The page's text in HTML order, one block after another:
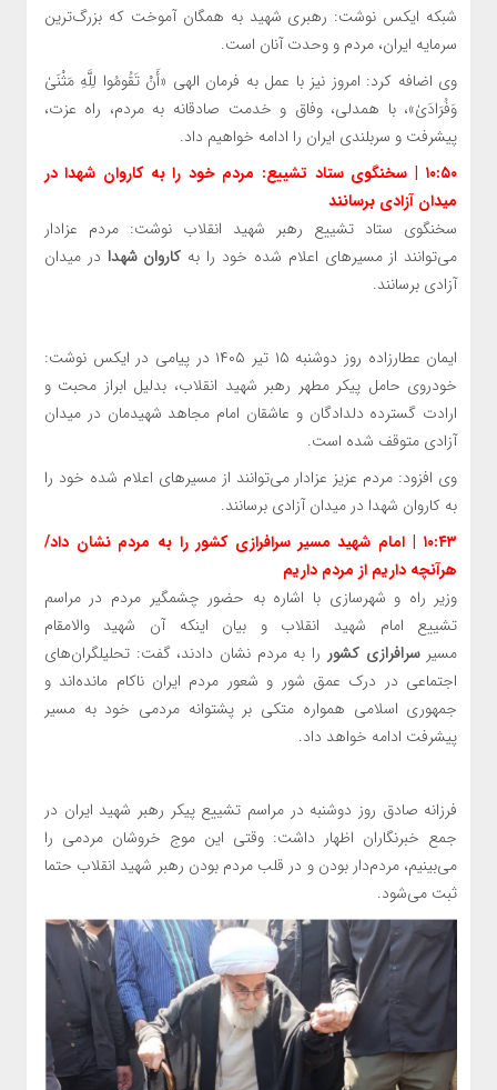
شبکه ایکس نوشت: رهبری شهید به همگان آموخت که بزرگ‌ترین
سرمایه ایران، مردم و وحدت آنان است.
وی اضافه کرد: امروز نیز با عمل به فرمان الهی «أَنْ تَقُومُوا لِلَّهِ مَثْنَیٰ
وَفُرَادَیٰ»، با همدلی، وفاق و خدمت صادقانه به مردم، راه عزت،
پیشرفت و سربلندی ایران را ادامه خواهیم داد.
۱۰:۵۰ | سخنگوی ستاد تشییع: مردم خود را به کاروان شهدا در
میدان آزادی برسانند
سخنگوی ستاد تشییع رهبر شهید انقلاب نوشت: مردم عزادار
می‌توانند از مسیرهای اعلام شده خود را به کاروان شهدا در میدان
آزادی برسانند.
‌ایمان عطارزاده روز دوشنبه ۱۵ تیر ۱۴۰۵ در پیامی در ایکس نوشت:
‌خودروی حامل پیکر مطهر رهبر شهید انقلاب، بدلیل ابراز محبت و
ارادت گسترده دلدادگان و عاشقان امام‌ مجاهد شهیدمان در میدان
آزادی متوقف شده است.
وی افزود: مردم عزیز عزادار می‌توانند از مسیرهای اعلام شده خود را
به کاروان شهدا در میدان آزادی برسانند.
۱۰:۴۳ | امام شهید مسیر سرافرازی کشور را به مردم نشان داد/
هرآنچه داریم از مردم داریم
وزیر راه و شهرسازی با اشاره به حضور چشمگیر مردم در مراسم
تشییع امام شهید انقلاب و بیان اینکه آن شهید والامقام
مسیرسرافرازی کشور را به مردم نشان دادند، گفت: تحلیلگران‌های
اجتماعی در درک عمق شور و شعور مردم ایران ناکام مانده‌اند و
جمهوری اسلامی همواره متکی بر پشتوانه مردمی خود به مسیر
پیشرفت ادامه خواهد داد.
فرزانه صادق روز دوشنبه در مراسم تشییع پیکر رهبر شهید ایران در
جمع خبرنگاران اظهار داشت: وقتی این موج خروشان مردمی را
می‌بینیم، مردم‌دار بودن و در قلب مردم بودن رهبر شهید انقلاب حتما
ثبت می‌شود.